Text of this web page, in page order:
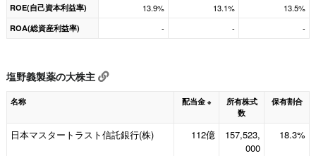
ROE(自己資本利益率) 13.9% 13.1% 13.5%
ROA(総資産利益率) - - -
塩野義製薬の大株主
名称 配当金 ※
所有株式
数
保有割合
日本マスタートラスト信託銀行(株) 112億
157,523,
000
18.3%